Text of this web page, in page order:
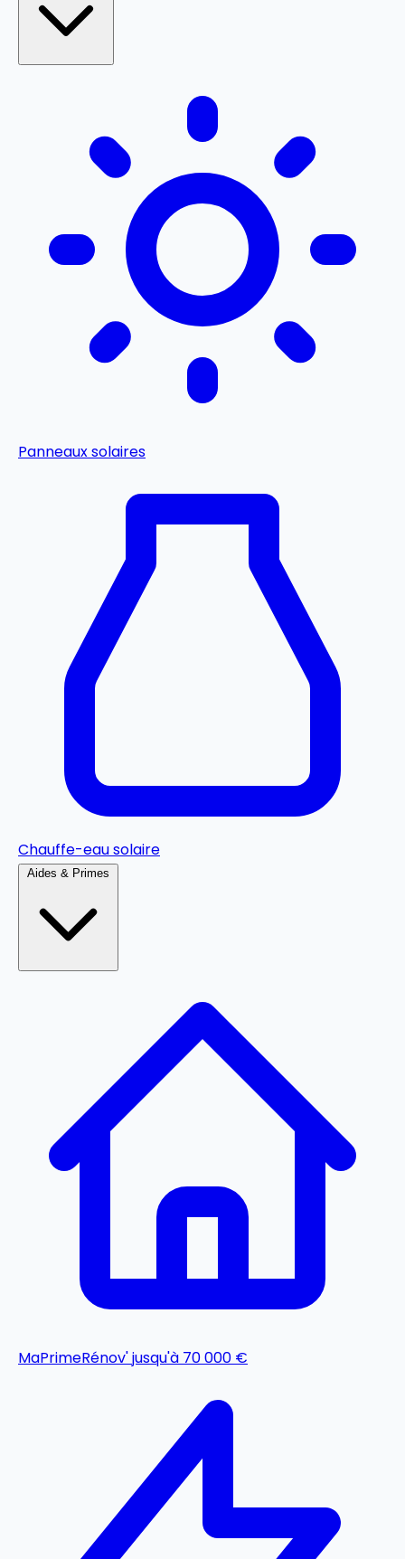
Panneaux solaires
Chauffe-eau solaire
MaPrimeRénov'jusqu'à 70 000 €